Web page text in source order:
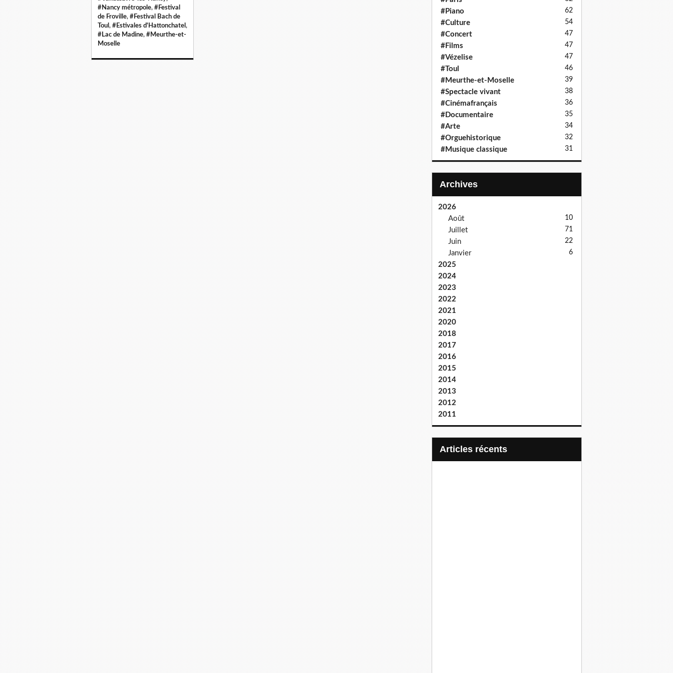
#Nancy métropole, #Festival
de Froville, #Festival Bach de
Toul , #Estivales d'Hattonchatel ,
#Lac de Madine, #Meurthe-et-
Moselle
#Piano 62
#Culture 54
#Concert 47
#Films 47
#Vézelise 47
#Toul 46
#Meurthe-et-Moselle 39
#Spectacle vivant 38
#Cinémafrançais 36
#Documentaire 35
#Arte 34
#Orguehistorique 32
#Musique classique 31
Archives
2026
Août
10
Juillet 71
Juin 22
Janvier 6
2025
2024
2023
2022
2021
2020
2018
2017
2016
2015
2014
2013
2012
2011
articles récents